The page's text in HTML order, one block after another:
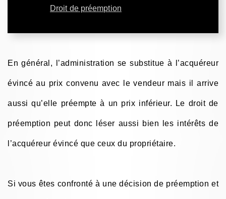
Droit de préemption
En général, l’administration se substitue à l’acquéreur
évincé au prix convenu avec le vendeur mais il arrive
aussi qu’elle préempte à un prix inférieur. Le droit de
préemption peut donc léser aussi bien les intérêts de
l’acquéreur évincé que ceux du propriétaire.
Si vous êtes confronté à une décision de préemption et